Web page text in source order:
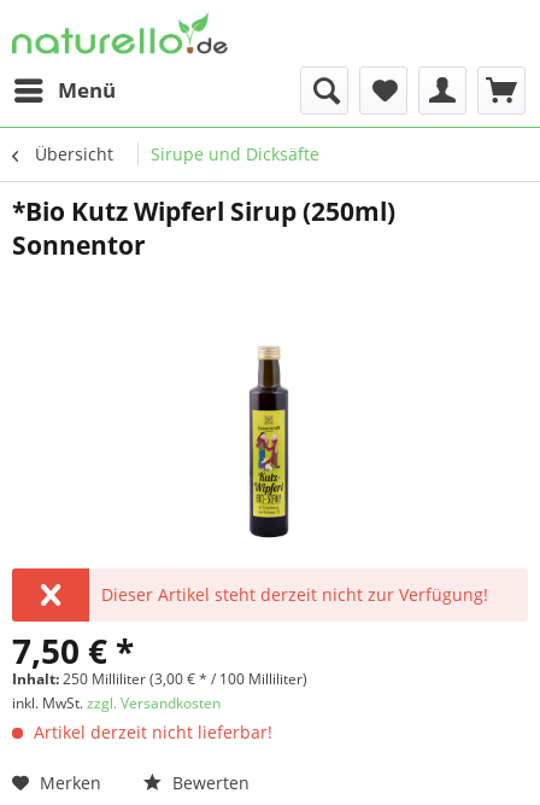
Menü
Übersicht Sirupe und Dicksäfte
*Bio Kutz Wipferl Sirup (250ml)
Sonnentor
Dieser Artikel steht derzeit nicht zur Verfügung!
7,50 € *
Inhalt:250 Milliliter (3,00 € * / 100 Milliliter)
inkl. MwSt.zzgl. Versandkosten
Artikel derzeit nicht lieferbar!
Merken Bewerten